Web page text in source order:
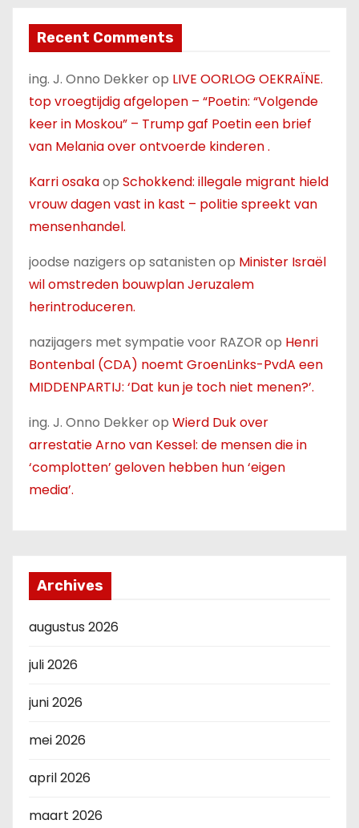
Recent Comments
ing. J. Onno Dekkerop LIVE OORLOG OEKRAÏNE.
top vroegtijdig afgelopen – “Poetin: “Volgende
keer in Moskou” – Trump gaf Poetin een brief
van Melania over ontvoerde kinderen .
Karri osakaop Schokkend: illegale migrant hield
vrouw dagen vast in kast – politie spreekt van
mensenhandel.
joodse nazigers op satanisten op Minister Israël
wil omstreden bouwplan Jeruzalem
herintroduceren.
nazijagers met sympatie voor RAZOR op Henri
Bontenbal (CDA) noemt GroenLinks-PvdA een
MIDDENPARTIJ: ‘Dat kun je toch niet menen?’.
ing. J. Onno Dekkerop Wierd Duk over
arrestatie Arno van Kessel: de mensen die in
‘complotten’ geloven hebben hun ‘eigen
media’.
Archives
augustus 2026
juli 2026
juni 2026
mei 2026
april 2026
maart 2026